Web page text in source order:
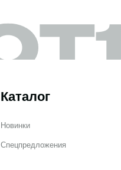
Каталог
Новинки
Спецпредложения